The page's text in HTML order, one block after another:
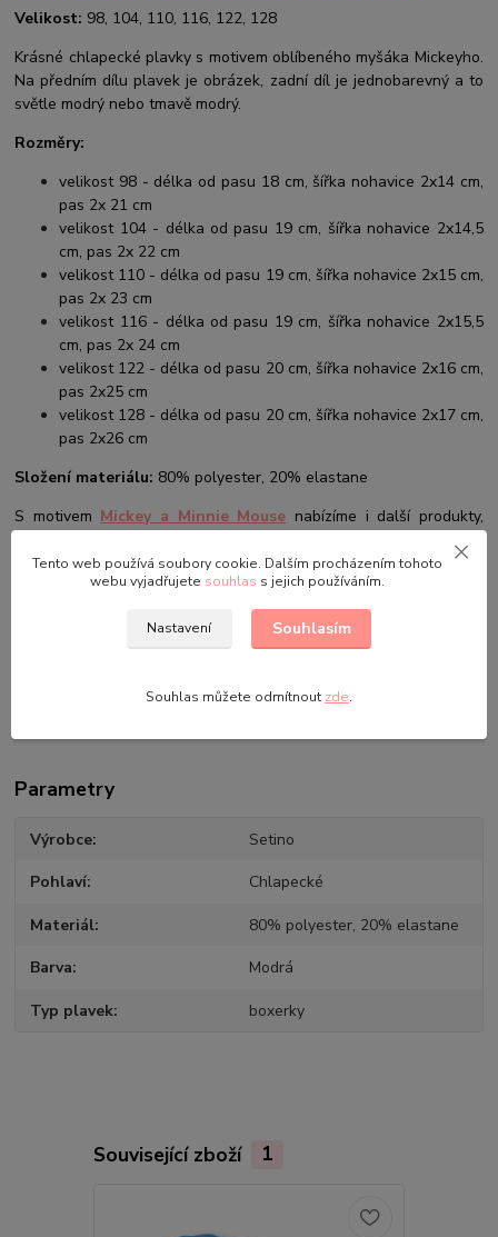
Velikost: 98, 104, 110, 116, 122, 128
Krásné chlapecké plavky s motivem oblíbeného myšáka Mickeyho.
Na předním dílu plavek je obrázek, zadní díl je jednobarevný a to
světle modrý nebo tmavě modrý.
Rozměry:
velikost 98 - délka od pasu 18 cm, šířka nohavice 2x14 cm,
pas 2x 21 cm
velikost 104 - délka od pasu 19 cm, šířka nohavice 2x14,5
cm, pas 2x 22 cm
velikost 110 - délka od pasu 19 cm, šířka nohavice 2x15 cm,
pas 2x 23 cm
velikost 116 - délka od pasu 19 cm, šířka nohavice 2x15,5
cm, pas 2x 24 cm
velikost 122 - délka od pasu 20 cm, šířka nohavice 2x16 cm,
pas 2x25 cm
velikost 128 - délka od pasu 20 cm, šířka nohavice 2x17 cm,
pas 2x26 cm
Složení materiálu: 80% polyester, 20% elastane
S motivem Mickey a Minnie Mouse nabízíme i další produkty,
Údržba a praní:Prát v pračce při maximální teplotě vody do
nebělit, chemicky nečistit, nesušit v sušičce.
Záleží na nastavení Vašeho monitoru a na kvalitě použité fotografie.
Parametry
Výrobce Setino
Pohlaví Chlapecké
Materiál 80% polyester, 20% elastane
Barva Modrá
Typ plavek boxerky
Související zboží 1
Tento web používá soubory cookie. Dalším procházením tohoto
webu vyjadřujete souhlas s jejich používáním.
Nastavení Souhlasím
Souhlas můžete odmítnout zde.